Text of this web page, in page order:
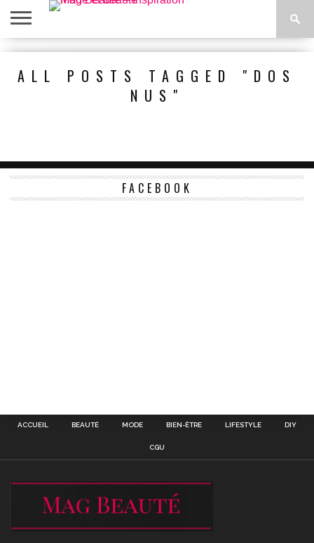
ACCUEIL
ÊTRE
ALL POSTS TAGGED "DOS
NUS"
FACEBOOK
ACCUEIL BEAUTÉ MODE BIEN-ÊTRE LIFESTYLE DIY
CGU